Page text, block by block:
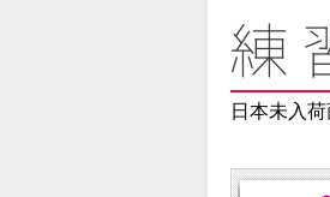
日本未入